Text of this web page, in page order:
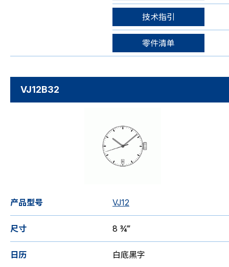
技术指引
零件清单
VJ12B32
产品型号 VJ12
尺寸 8 ¾‴
日历 白底黑字